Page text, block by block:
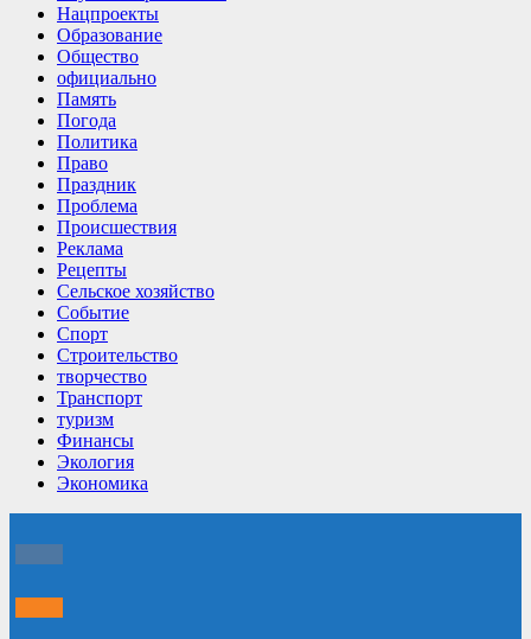
Нацпроекты
Образование
Общество
официально
Память
Погода
Политика
Право
Праздник
Проблема
Происшествия
Реклама
Рецепты
Сельское хозяйство
Событие
Спорт
Строительство
творчество
Транспорт
туризм
Финансы
Экология
Экономика